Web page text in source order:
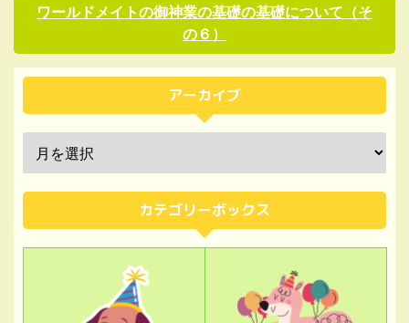
ワールドメイトの御神業の基礎の基礎について（そ
の６）
アーカイブ
カテゴリーボックス